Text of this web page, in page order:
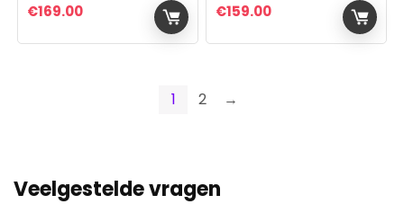
€169.00 €159.00
1 2 →
Veelgestelde vragen